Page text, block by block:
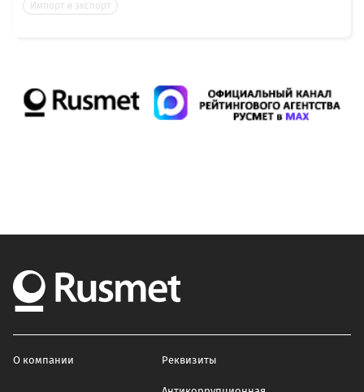
Импорт и экспорт
О компании Реквизиты